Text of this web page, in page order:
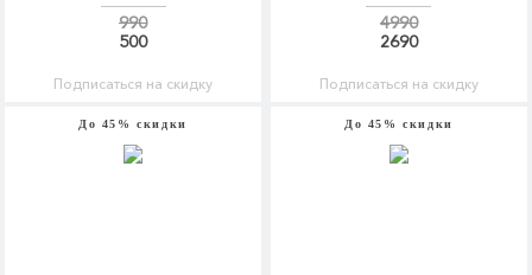
990
500
Подписаться на скидку
4990
2690
Подписаться на скидку
До 45% скидки До 45% скидки